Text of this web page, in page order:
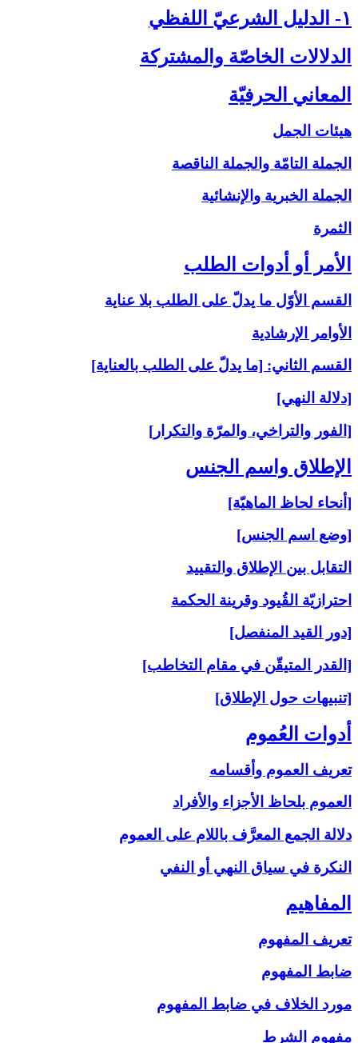
۱- الدليل الشرعيّ اللفظي‏
الدلالات الخاصّة والمشتركة
المعاني الحرفيّة
هيئات الجمل
الجملة التامّة والجملة الناقصة
الجملة الخبرية والإنشائية
الثمرة
الأمر أو أدوات الطلب‏
القسم الأوّل ما يدلّ على الطلب بلا عناية
الأوامر الإرشادية
القسم الثاني: [ما يدلّ على الطلب بالعناية]
[دلالة النهي]
[الفور والتراخي، والمرّة والتكرار]
الإطلاق واسم الجنس‏
[أنحاء لحاظ الماهيّة]
[وضع اسم الجنس]
التقابل بين الإطلاق والتقييد
احترازيّة القُيود وقرينة الحكمة
[دور القيد المنفصل]
[القدر المتيقّن في مقام التخاطب]
[تنبيهات حول الإطلاق]
أدوات العُموم
تعريف العموم وأقسامه
العموم بلحاظ الأجزاء والأفراد
دلالة الجمع المعرَّف باللام على‏ العموم
النكرة في سياق النهي أو النفي
المفاهيم‏
تعريف المفهوم
ضابط المفهوم
مورد الخلاف في ضابط المفهوم
مفهوم الشرط